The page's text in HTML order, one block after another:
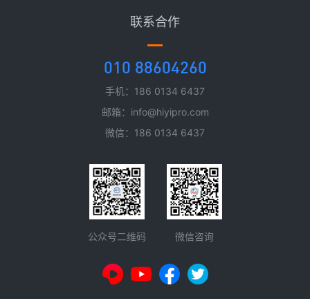
联系合作
010 88604260
手机：186 0134 6437
邮箱：info@hiyipro.com
微信：186 0134 6437
公众号二维码 微信咨询